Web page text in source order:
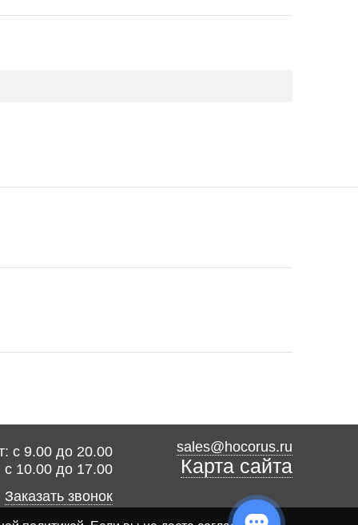
с 9.00 до 20.00
с 10.00 до 17.00
Заказать звонок
sales@hocorus.ru
Карта сайта